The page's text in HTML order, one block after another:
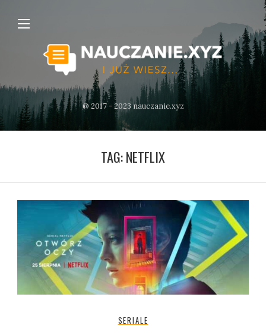
@ 2017 - 2023 nauczanie.xyz
TAG:NETFLIX
SERIALE